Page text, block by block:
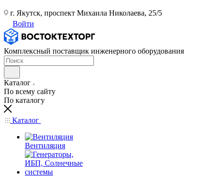
г. Якутск, проспект Михаила Николаева, 25/5
Войти
Комплексный поставщик инженерного оборудования
Каталог
По всему сайту
По каталогу
Каталог
Вентиляция